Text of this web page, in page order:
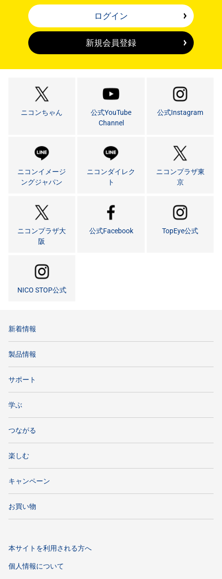
ログイン
新規会員登録
ニコンちゃん
公式YouTube
Channel
公式Instagram
ニコンイメージ
ングジャパン
ニコンダイレク
ト
ニコンプラザ東
京
ニコンプラザ大
阪
公式Facebook TopEye公式
NICO STOP公式
新着情報
製品情報
サポート
学ぶ
つながる
楽しむ
キャンペーン
お買い物
本サイトを利用される方へ
個人情報について